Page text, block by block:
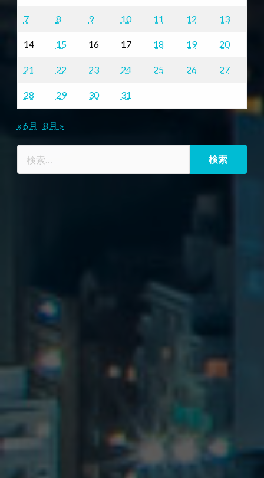
7 8 9 10 11 12 13
14 15 16 17 18 19 20
21 22 23 24 25 26 27
28 29 30 31
« 6月 8月 »